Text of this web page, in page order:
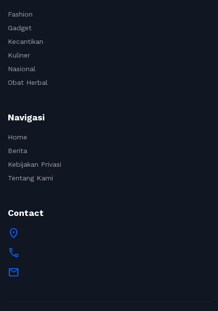
Fashion
Gadget
Kecantikan
Kuliner
Nasional
Obat Herbal
Navigasi
Home
Berita
Kebijakan Privasi
Tentang Kami
Contact
location_on
call
mail